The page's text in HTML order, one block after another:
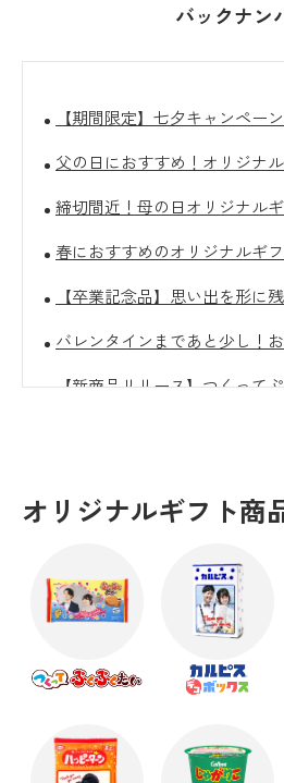
バックナン
【期間限定】七夕キャンペー
父の日におすすめ！オリジナ
締切間近！母の日オリジナル
春におすすめのオリジナル
【卒業記念品】思い出を形に
バレンタインまであと少し！
【新商品リリース】つくって
【10/31(金)まで】Decoto会員
【感謝を込めて】敬老の日に
卒団・引退の記念品に☆オリジ
暑い日はおうちでギフト選び
父の日に贈るおすすめプチギフ
オリジナルギフト商